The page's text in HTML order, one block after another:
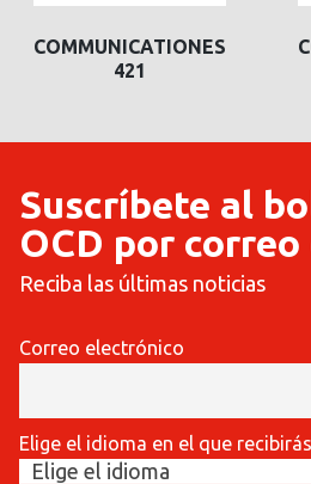
COMMUNICATIONES
421
Suscríbete al
OCD por
Reciba las últimas noticias
Correo electrónico
Elige el idioma en el que